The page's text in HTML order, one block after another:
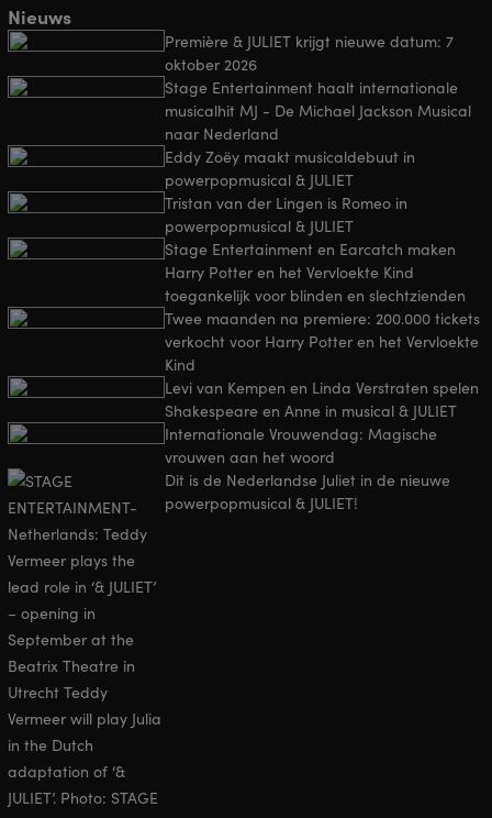
Nieuws
Première & JULIET krijgt nieuwe datum: 7
oktober 2026
Stage Entertainment haalt internationale
musicalhit MJ - De Michael Jackson Musical
naar Nederland
Eddy Zoëy maakt musicaldebuut in
powerpopmusical & JULIET
Tristan van der Lingen is Romeo in
powerpopmusical & JULIET
Stage Entertainment en Earcatch maken
Harry Potter en het Vervloekte Kind
toegankelijk voor blinden en slechtzienden
Twee maanden na premiere: 200.000 tickets
verkocht voor Harry Potter en het Vervloekte
Kind
Levi van Kempen en Linda Verstraten spelen
Shakespeare en Anne in musical & JULIET
Internationale Vrouwendag: Magische
vrouwen aan het woord
Dit is de Nederlandse Juliet in de nieuwe
powerpopmusical & JULIET!